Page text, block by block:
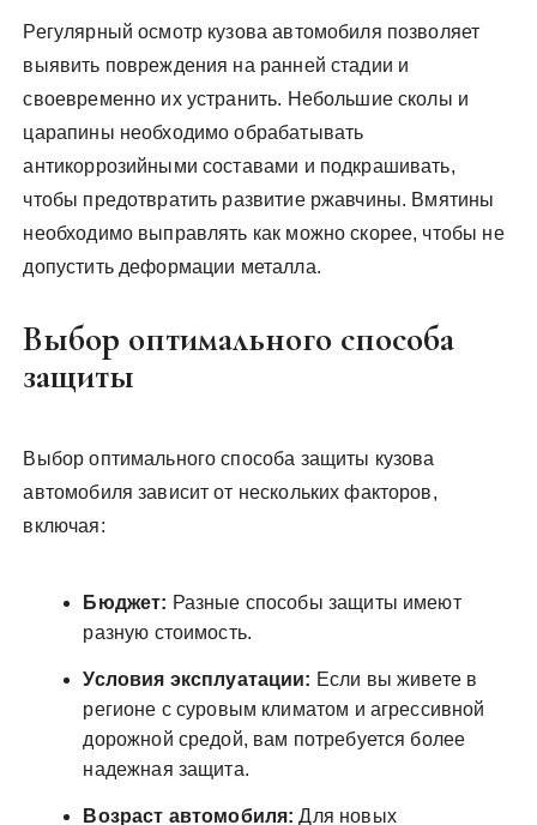
Регулярный осмотр кузова автомобиля позволяет
выявить повреждения на ранней стадии и
своевременно их устранить. Небольшие сколы и
царапины необходимо обрабатывать
антикоррозийными составами и подкрашивать,
чтобы предотвратить развитие ржавчины. Вмятины
необходимо выправлять как можно скорее, чтобы не
допустить деформации металла.
Выбор оптимального способа
защиты
Выбор оптимального способа защиты кузова
автомобиля зависит от нескольких факторов,
включая:
Бюджет: Разные способы защиты имеют
разную стоимость.
Условия эксплуатации: Если вы живете в
регионе с суровым климатом и агрессивной
дорожной средой, вам потребуется более
надежная защита.
Возраст автомобиля: Для новых